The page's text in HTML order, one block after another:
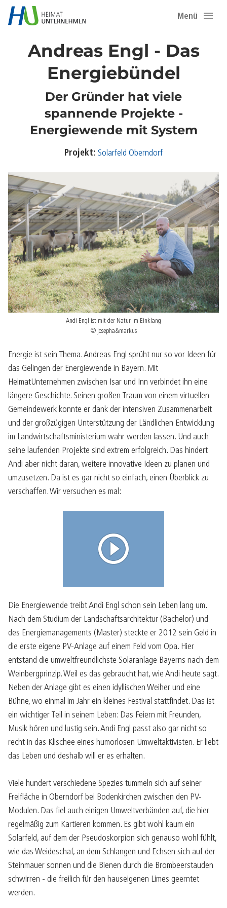
Menü
Andreas Engl - Das
Energiebündel
Der Gründer hat viele
spannende Projekte -
Energiewende mit System
Projekt: Solarfeld Oberndorf
Andi Engl ist mit der Natur im Einklang
© josepha&markus
Energie ist sein Thema. Andreas Engl sprüht nur so vor Ideen für
das Gelingen der Energiewende in Bayern. Mit
HeimatUnternehmen zwischen Isar und Inn verbindet ihn eine
längere Geschichte. Seinen großen Traum von einem virtuellen
Gemeindewerk konnte er dank der intensiven Zusammenarbeit
und der großzügigen Unterstützung der Ländlichen Entwicklung
im Landwirtschaftsministerium wahr werden lassen. Und auch
seine laufenden Projekte sind extrem erfolgreich. Das hindert
Andi aber nicht daran, weitere innovative Ideen zu planen und
umzusetzen. Da ist es gar nicht so einfach, einen Überblick zu
verschaffen. Wir versuchen es mal:
Die Energiewende treibt Andi Engl schon sein Leben lang um.
Nach dem Studium der Landschaftsarchitektur (Bachelor) und
des Energiemanagements (Master) steckte er 2012 sein Geld in
die erste eigene PV-Anlage auf einem Feld vom Opa. Hier
entstand die umweltfreundlichste Solaranlage Bayerns nach dem
Weinbergprinzip. Weil es das gebraucht hat, wie Andi heute sagt.
Neben der Anlage gibt es einen idyllischen Weiher und eine
Bühne, wo einmal im Jahr ein kleines Festival stattfindet. Das ist
ein wichtiger Teil in seinem Leben: Das Feiern mit Freunden,
Musik hören und lustig sein. Andi Engl passt also gar nicht so
recht in das Klischee eines humorlosen Umweltaktivisten. Er liebt
das Leben und deshalb will er es erhalten.
Viele hundert verschiedene Spezies tummeln sich auf seiner
Freifläche in Oberndorf bei Bodenkirchen zwischen den PV-
Modulen. Das fiel auch einigen Umweltverbänden auf, die hier
regelmäßig zum Kartieren kommen. Es gibt wohl kaum ein
Solarfeld, auf dem der Pseudoskorpion sich genauso wohl fühlt,
wie das Weideschaf, an dem Schlangen und Echsen sich auf der
Steinmauer sonnen und die Bienen durch die Brombeerstauden
schwirren - die freilich für den hauseigenen Limes geerntet
werden.